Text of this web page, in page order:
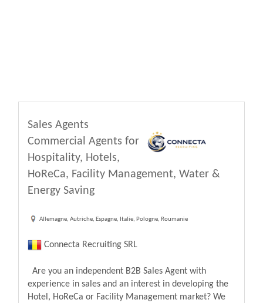
Sales Agents
Commercial Agents for
Hospitality, Hotels,
HoReCa, Facility Management, Water &
Energy Saving
Allemagne, Autriche, Espagne, Italie, Pologne, Roumanie
Connecta Recruiting SRL
Are you an independent B2B Sales Agent with
experience in sales and an interest in developing the
Hotel, HoReCa or Facility Management market? We